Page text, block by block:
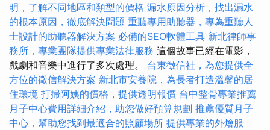
明，了解不同地區和類型的價格 漏水原因分析，找出漏水
的根本原因，徹底解決問題 重聽專用助聽器，專為重聽人
士設計的助聽器解決方案 必備的SEO軟體工具 新北律師事
務所，專業團隊提供專業法律服務 這個故事已經在電影，
戲劇和音樂中進行了多次處理。 台東徵信社，為您提供全
方位的徵信解決方案 新北市安養院，為長者打造溫馨的居
住環境 打掃阿姨的價格，提供透明報價 台中整骨專業推薦
月子中心費用詳細介紹，助您做好預算規劃 推薦優質月子
中心，幫助您找到最適合的照顧場所 提供專業的外燴服